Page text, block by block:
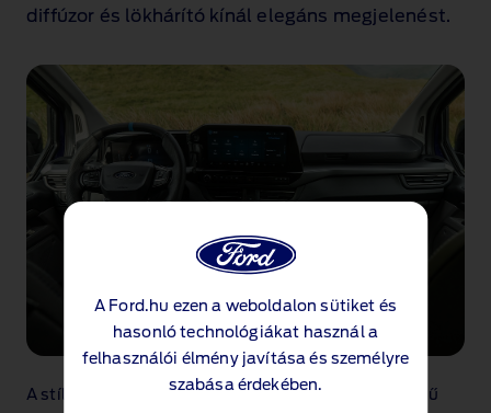
A Ford.hu ezen a weboldalon sütiket és
hasonló technológiákat használ a
felhasználói élmény javítása és személyre
szabása érdekében.
diffúzor és lökhárító kínál elegáns megjelenést.
A stílusos műszerfali kijelző előtt prémium minőségű